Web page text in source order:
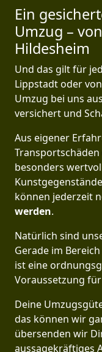
Ein
Umzug –
Hildesheim
Und das gilt für
Lippstadt oder
Umzug bei uns aus
versichert und
Aus eigener
besonders
können jederzeit
werden.
Natürlich sind
Gerade im
ist eine
Voraussetzung
Deine
das können wir
übersenden wir
aussagekräftiges